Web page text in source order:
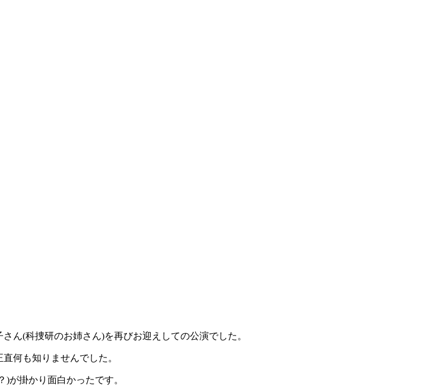
ん(科捜研のお姉さん)を再びお迎えしての公演でした。
何も知りませんでした。
が掛かり面白かったです。